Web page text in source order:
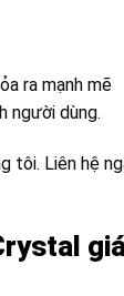
ra mạnh mẽ
người dùng.
tôi. Liên hệ